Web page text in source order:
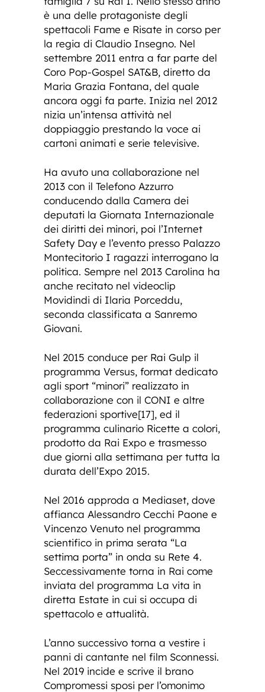
è una delle protagoniste degli
spettacoli Fame e Risate in corso per
la regia di Claudio Insegno. Nel
settembre 2011 entra a far parte del
Coro Pop-Gospel SAT&B, diretto da
Maria Grazia Fontana, del quale
ancora oggi fa parte. Inizia nel 2012
nizia un’intensa attività nel
doppiaggio prestando la voce ai
cartoni animati e serie televisive.
Ha avuto una collaborazione nel
2013 con il Telefono Azzurro
conducendo dalla Camera dei
deputati la Giornata Internazionale
dei diritti dei minori, poi l’Internet
Safety Day e l’evento presso Palazzo
Montecitorio I ragazzi interrogano la
politica. Sempre nel 2013 Carolina ha
anche recitato nel videoclip
Movidindi di Ilaria Porceddu,
seconda classificata a Sanremo
Giovani.
Nel 2015 conduce per Rai Gulp il
programma Versus, format dedicato
agli sport “minori” realizzato in
collaborazione con il CONI e altre
federazioni sportive[17], ed il
programma culinario Ricette a colori,
prodotto da Rai Expo e trasmesso
due giorni alla settimana per tutta la
durata dell’Expo 2015.
Nel 2016 approda a Mediaset, dove
affianca Alessandro Cecchi Paone e
Vincenzo Venuto nel programma
scientifico in prima serata “La
settima porta” in onda su Rete 4.
Seccessivamente torna in Rai come
inviata del programma La vita in
diretta Estate in cui si occupa di
spettacolo e attualità.
L’anno successivo torna a vestire i
panni di cantante nel film Sconnessi.
Nel 2019 incide e scrive il brano
Compromessi sposi per l’omonimo